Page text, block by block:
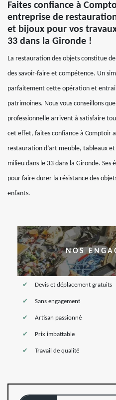
Faites confiance à
entreprise de
et bijoux pour vos
33 dans la Gironde !
La restauration des objets constitue
des savoir-faire et compétence. Un
parfaitement cette opération et
patrimoines. Nous vous conseillons
professionnelle arrivent à satisfaire
cet effet, faites confiance à Comptoir
restauration d’art meuble, tableaux
milieu dans le 33 dans la Gironde. Ses
pour faire durer la résistance des
enfants.
NOS
Devis et déplacement gratuits
Sans engagement
Artisan passionné
Prix imbattable
Travail de qualité